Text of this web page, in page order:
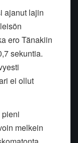
ajanut lajin
ero Tänakiin
sekuntia.
ei ollut
melkein